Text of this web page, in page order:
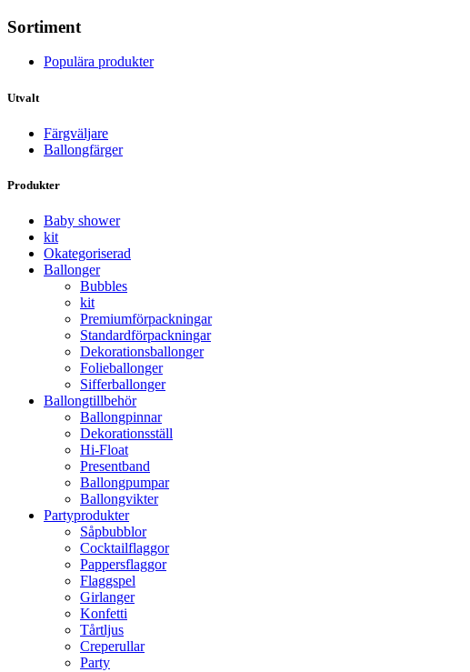
Sortiment
Populära produkter
Utvalt
Färgväljare
Ballongfärger
Produkter
Baby shower
kit
Okategoriserad
Ballonger
Bubbles
kit
Premium­förpackningar
Standard­­förpackningar
Dekorations­ballonger
Folie­­­ballonger
Siffer­­ballonger
Ballong­tillbehör
Ballongpinnar
Dekorationsställ
Hi-Float
Presentband
Ballongpumpar
Ballong­vikter
Party­­produkter
Såpbubblor
Cocktail­flaggor
Pappers­flaggor
Flaggspel
Girlanger
Konfetti
Tårtljus
Creperullar
Party